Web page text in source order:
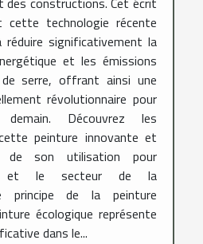
cette technologie récente
significativement la
et les émissions
serre, offrant ainsi une
révolutionnaire pour
Découvrez les
peinture innovante et
de son utilisation pour
et le secteur de la
principe de la peinture
écologique représente
dans le...